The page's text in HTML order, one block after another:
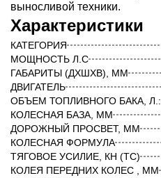
выносливой техники.
Характеристики
КАТЕГОРИЯ
МОЩНОСТЬ Л.С
ГАБАРИТЫ (ДХШХВ), ММ
ДВИГАТЕЛЬ
ОБЪЕМ ТОПЛИВНОГО БАКА, Л.:
КОЛЕСНАЯ БАЗА, ММ
ДОРОЖНЫЙ ПРОСВЕТ, ММ
КОЛЕСНАЯ ФОРМУЛА
ТЯГОВОЕ УСИЛИЕ, КН (ТС)
КОЛЕЯ ПЕРЕДНИХ КОЛЕС , ММ